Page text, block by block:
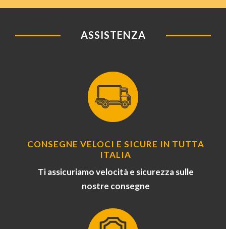
ASSISTENZA
CONSEGNE VELOCI E SICURE IN TUTTA
ITALIA
Ti assicuriamo velocità e sicurezza sulle
nostre consegne